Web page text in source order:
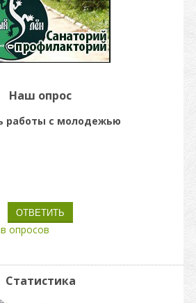
Наш опрос
работы с молодежью
опросов
Статистика